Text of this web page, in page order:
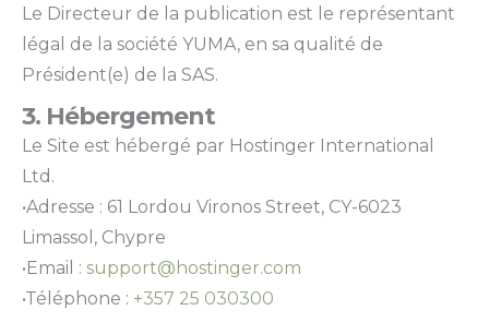
Le Directeur de la publication est le représentant
légal de la société YUMA, en sa qualité de
Président(e) de la SAS.
3. Hébergement
Le Site est hébergé par Hostinger International
Ltd.
•Adresse : 61 Lordou Vironos Street, CY-6023
Limassol, Chypre
•Email : support@hostinger.com
•Téléphone : +357 25 030300